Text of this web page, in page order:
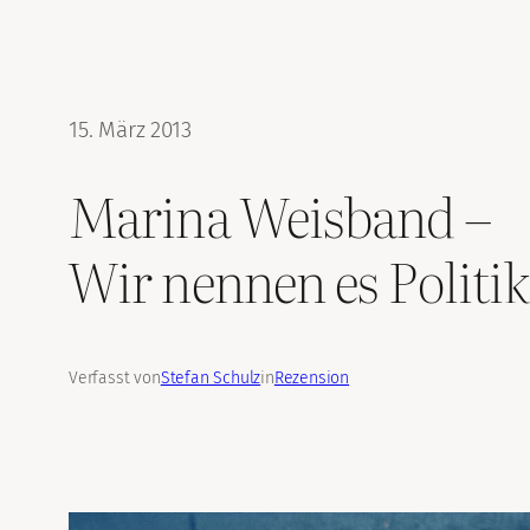
15. März 2013
Marina Weisband –
Wir nennen es Politik
Verfasst vonStefan SchulzinRezension